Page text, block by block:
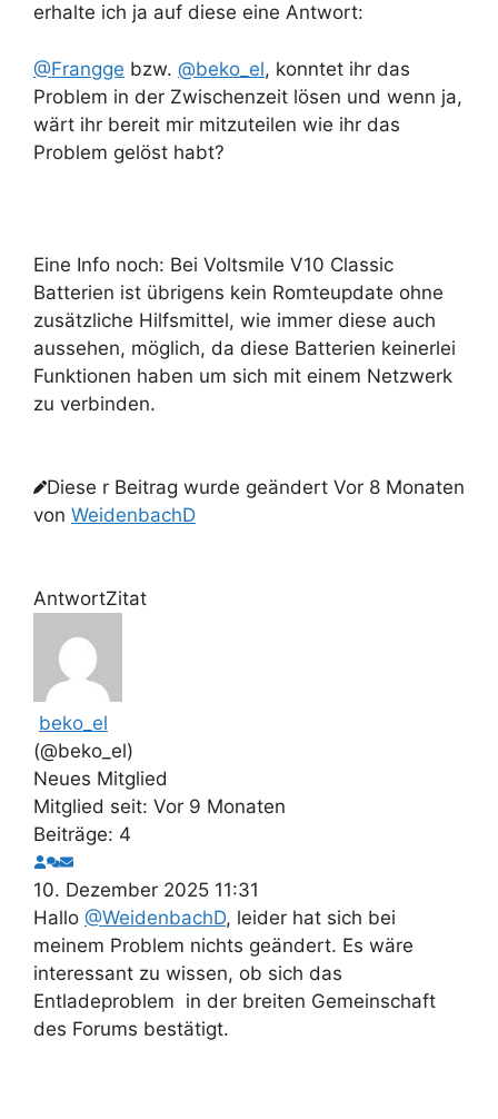
erhalte ich ja auf diese eine Antwort:
@Frangge bzw. @beko_el, konntet ihr das
Problem in der Zwischenzeit lösen und wenn ja,
wärt ihr bereit mir mitzuteilen wie ihr das
Problem gelöst habt?
Eine Info noch: Bei Voltsmile V10 Classic
Batterien ist übrigens kein Romteupdate ohne
zusätzliche Hilfsmittel, wie immer diese auch
aussehen, möglich, da diese Batterien keinerlei
Funktionen haben um sich mit einem Netzwerk
zu verbinden.
Diese r Beitrag wurde geändert Vor 8 Monaten
von WeidenbachD
AntwortZitat
beko_el
(@beko_el)
Neues Mitglied
Mitglied seit: Vor 9 Monaten
Beiträge: 4
10. Dezember 2025 11:31
Hallo @WeidenbachD, leider hat sich bei
meinem Problem nichts geändert. Es wäre
interessant zu wissen, ob sich das
Entladeproblem in der breiten Gemeinschaft
des Forums bestätigt.